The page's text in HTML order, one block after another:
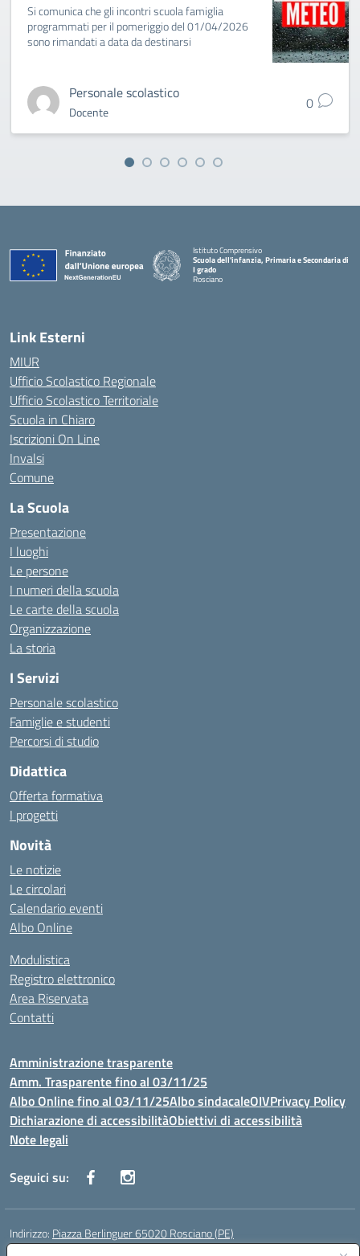
Si comunica che gli incontri scuola famiglia
programmati per il pomeriggio del 01/04/2026
sono rimandati a data da destinarsi
Personale scolastico
Docente 0
Istituto Comprensivo
Scuola dell'infanzia, Primaria e Secondaria di
I grado
Rosciano
Link Esterni
MIUR
Ufficio Scolastico Regionale
Ufficio Scolastico Territoriale
Scuola in Chiaro
Iscrizioni On Line
Invalsi
Comune
La Scuola
Presentazione
I luoghi
Le persone
I numeri della scuola
Le carte della scuola
Organizzazione
La storia
I Servizi
Personale scolastico
Famiglie e studenti
Percorsi di studio
Didattica
Offerta formativa
I progetti
Novità
Le notizie
Le circolari
Calendario eventi
Albo Online
Modulistica
Registro elettronico
Area Riservata
Contatti
Amministrazione trasparente
Amm. Trasparente fino al 03/11/25
Albo Online fino al 03/11/25Albo sindacaleOIVPrivacy Policy
Dichiarazione di accessibilitàObiettivi di accessibilità
Note legali
Seguici su:
Indirizzo: Piazza Berlinguer 65020 Rosciano (PE)
Centralino: